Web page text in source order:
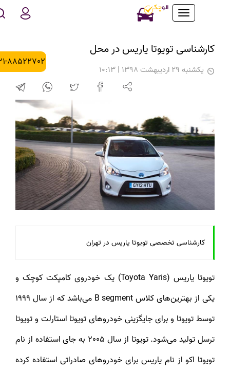
Toggle
021-88522702
کارشناسی تویوتا یاریس در محل
يكشنبه 29 اردیبهشت 1398 | 10:13
کارشناسی تخصصی تویوتا یاریس در تهران
تویوتا یاریس (Toyota Yaris) یک خودروی کامپکت کوچک و
یکی از بهترین‌های کلاس B segment می‌باشد که از سال 1999
توسط تویوتا و برای جایگزینی خودروهای تویوتا استارلت و تویوتا
ترسل تولید می‌شود. تویوتا از سال 2005 به جای استفاده از نام
تویوتا اکو از نام یاریس برای خودرو‌های صادراتی استفاده کرده